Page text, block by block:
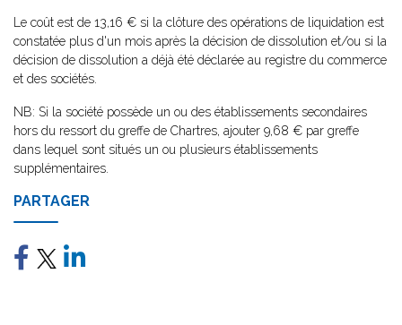
Le coût est de 13,16 € si la clôture des opérations de liquidation est
constatée plus d'un mois après la décision de dissolution et/ou si la
décision de dissolution a déjà été déclarée au registre du commerce
et des sociétés.
NB: Si la société possède un ou des établissements secondaires
hors du ressort du greffe de Chartres, ajouter 9,68 € par greffe
dans lequel sont situés un ou plusieurs établissements
supplémentaires.
PARTAGER